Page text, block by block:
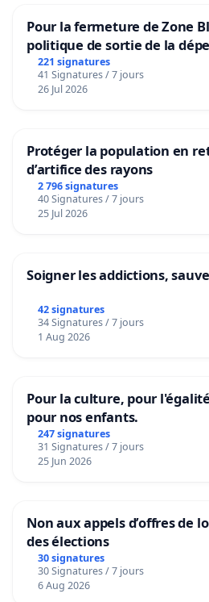
Pour la fermeture de Zone
politique de sortie de la
221 signatures
41 Signatures / 7 jours
26 Jul 2026
Protéger la population en
d’artifice des rayons
2 796 signatures
40 Signatures / 7 jours
25 Jul 2026
Soigner les addictions,
42 signatures
34 Signatures / 7 jours
1 Aug 2026
Pour la culture, pour
pour nos enfants.
247 signatures
31 Signatures / 7 jours
25 Jun 2026
Non aux appels d’offres de
des élections
30 signatures
30 Signatures / 7 jours
6 Aug 2026